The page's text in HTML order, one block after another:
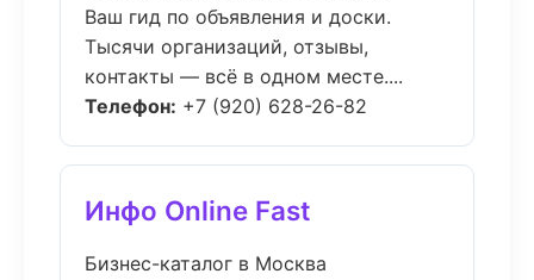
Ваш гид по объявления и доски.
Тысячи организаций, отзывы,
контакты — всё в одном месте....
Телефон: +7 (920) 628-26-82
Инфо Online Fast
Бизнес-каталог в Москва